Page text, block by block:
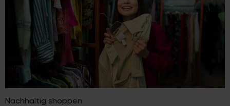
Nachhaltig shoppen